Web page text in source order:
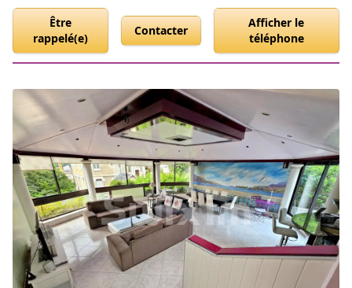
Être
rappelé(e)
Contacter
Afficher le
téléphone